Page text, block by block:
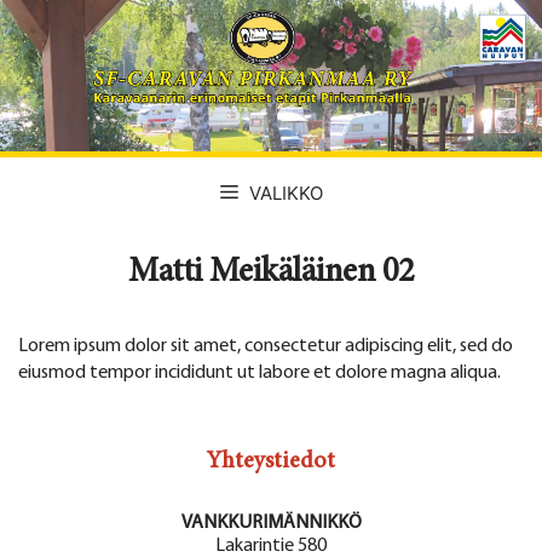
Siirry
sisältöön
VALIKKO
Matti Meikäläinen 02
Lorem ipsum dolor sit amet, consectetur adipiscing elit, sed do
eiusmod tempor incididunt ut labore et dolore magna aliqua.
Yhteystiedot
VANKKURIMÄNNIKKÖ
Lakarintie 580